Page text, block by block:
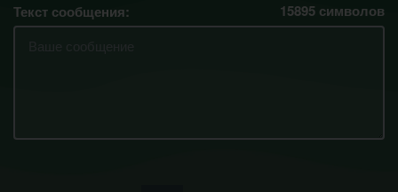
Текст сообщения: 15895 символов